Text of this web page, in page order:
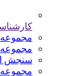
مجموعه
مجموعه
سنجش